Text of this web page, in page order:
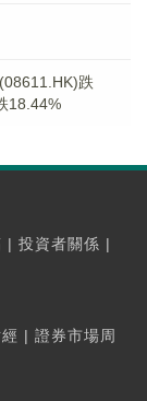
跌
18.44%
| 投資者關係 |
| 證券市場周